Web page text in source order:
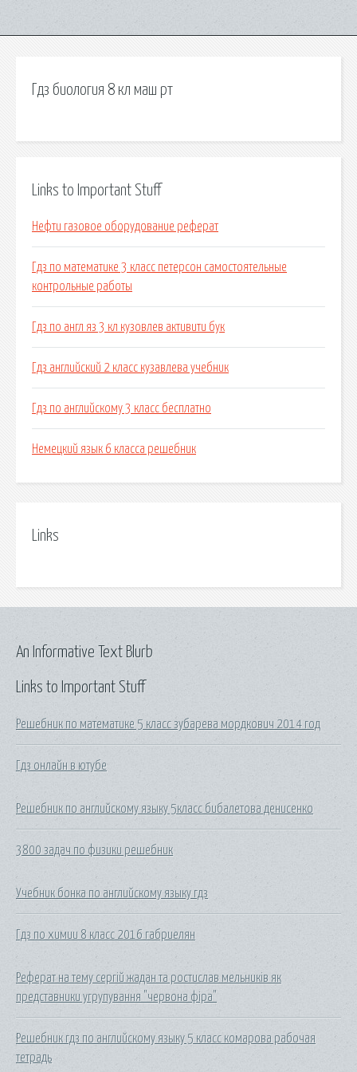
Гдз биология 8 кл маш рт
Links to Important Stuff
Нефти газовое оборудование реферат
Гдз по математике 3 класс петерсон самостоятельные
контрольные работы
Гдз по англ яз 3 кл кузовлев активити бук
Гдз английский 2 класс кузавлева учебник
Гдз по английскому 3 класс бесплатно
Немецкий язык 6 класса решебник
Links
Links to Important Stuff
Решебник по математике 5 класс зубарева мордкович 2014 год
Гдз онлайн в ютубе
Решебник по английскому языку 5класс бибалетова денисенко
3800 задач по физики решебник
Учебник бонка по английскому языку гдз
Гдз по химии 8 класс 2016 габриелян
Реферат на тему сергій жадан та ростислав мельників як
представники угрупування "червона фіра"
Решебник гдз по английскому языку 5 класс комарова рабочая
тетрадь
An Informative Text Blurb